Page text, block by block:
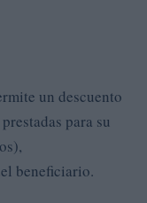
un descuento
para su
beneficiario.